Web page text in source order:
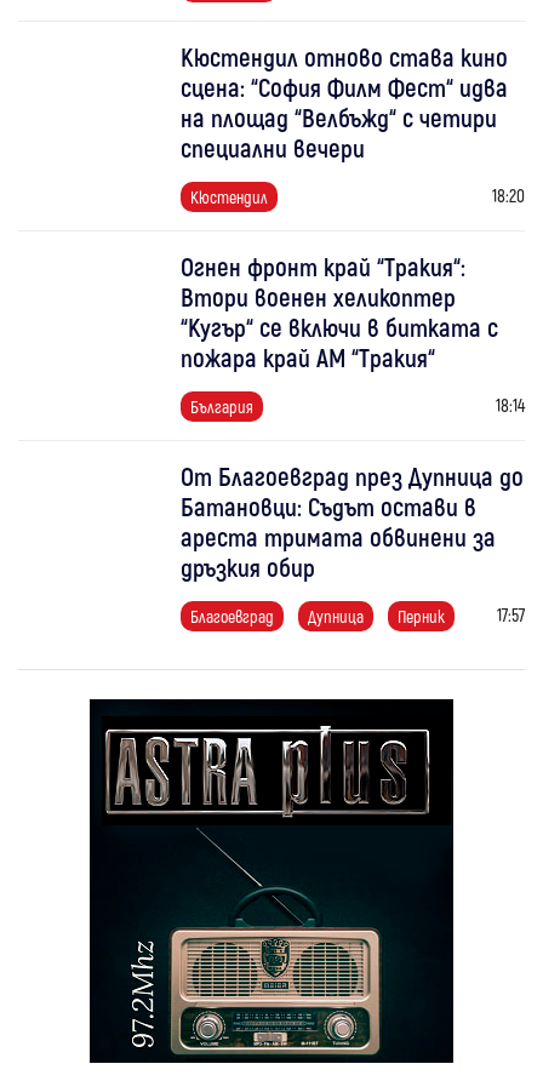
Кюстендил отново става кино
сцена: “София Филм Фест“ идва
на площад “Велбъжд“ с четири
специални вечери
Кюстендил 18:20
Огнен фронт край “Тракия“:
Втори военен хеликоптер
“Кугър“ се включи в битката с
пожара край АМ “Тракия“
България 18:14
От Благоевград през Дупница до
Батановци: Съдът остави в
ареста тримата обвинени за
дръзкия обир
Благоевград Дупница Перник 17:57